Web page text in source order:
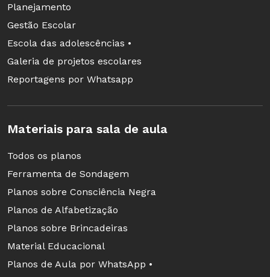
Planejamento
Gestão Escolar
Escola das adolescências •
Galeria de projetos escolares
Reportagens por Whatsapp
Materiais para sala de aula
Todos os planos
Ferramenta de Sondagem
Planos sobre Consciência Negra
Planos de Alfabetização
Planos sobre Brincadeiras
Material Educacional
Planos de Aula por WhatsApp •